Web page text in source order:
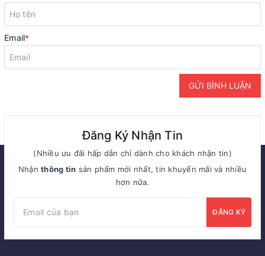
Email*
GỬI BÌNH LUẬN
Đăng Ký Nhận Tin
(Nhiều ưu đãi hấp dẫn chỉ dành cho khách nhận tin)
Nhậnthông tin sản phẩm mới nhất, tin khuyến mãi và nhiều
hơn nữa.
ĐĂNG KÝ